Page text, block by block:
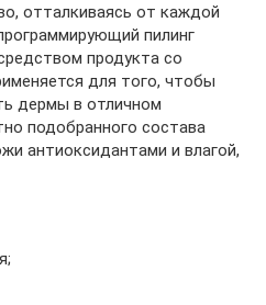
отталкиваясь от каждой
пилинг
продукта со
для того, чтобы
дермы в отличном
подобранного состава
антиоксидантами и влагой,